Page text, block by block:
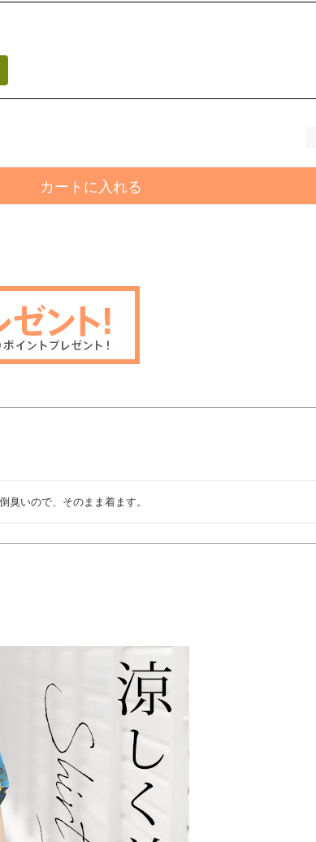
カートに入れる
臭いので、そのまま着ます。